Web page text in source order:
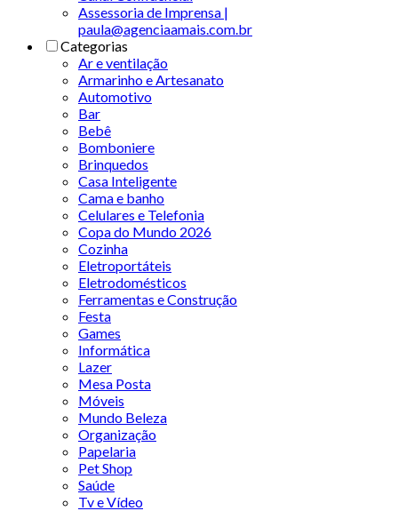
Assessoria de Imprensa |
paula@agenciaamais.com.br
Categorias
Ar e ventilação
Armarinho e Artesanato
Automotivo
Bar
Bebê
Bomboniere
Brinquedos
Casa Inteligente
Cama e banho
Celulares e Telefonia
Copa do Mundo 2026
Cozinha
Eletroportáteis
Eletrodomésticos
Ferramentas e Construção
Festa
Games
Informática
Lazer
Mesa Posta
Móveis
Mundo Beleza
Organização
Papelaria
Pet Shop
Saúde
Tv e Vídeo